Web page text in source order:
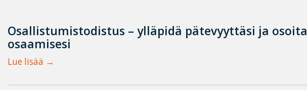
Osallistumistodistus – ylläpidä pätevyyttäsi ja osoita
osaamisesi
Lue lisää